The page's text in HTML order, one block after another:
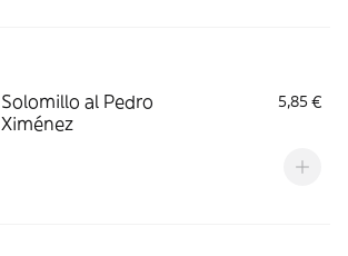
Solomillo al Pedro
Ximénez
5,85 €